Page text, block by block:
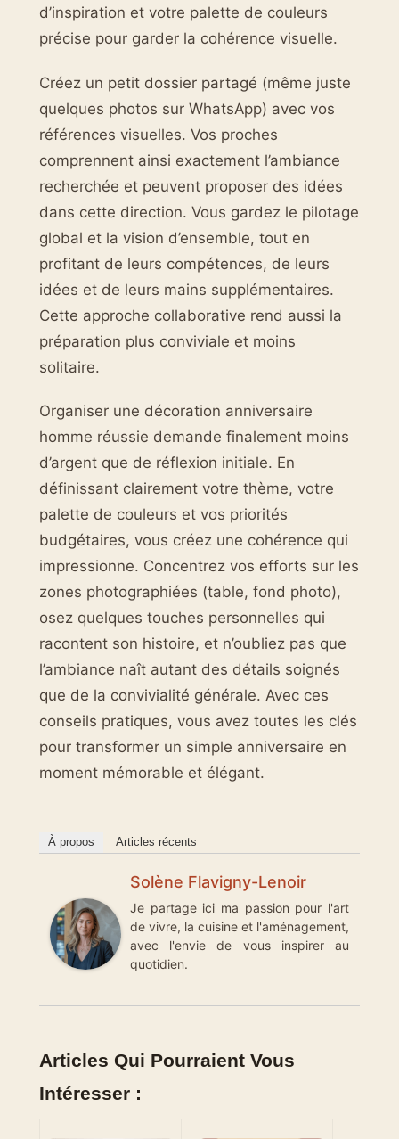
d’inspiration et votre palette de couleurs
précise pour garder la cohérence visuelle.
Créez un petit dossier partagé (même juste
quelques photos sur WhatsApp) avec vos
références visuelles. Vos proches
comprennent ainsi exactement l’ambiance
recherchée et peuvent proposer des idées
dans cette direction. Vous gardez le pilotage
global et la vision d’ensemble, tout en
profitant de leurs compétences, de leurs
idées et de leurs mains supplémentaires.
Cette approche collaborative rend aussi la
préparation plus conviviale et moins
solitaire.
Organiser une décoration anniversaire
homme réussie demande finalement moins
d’argent que de réflexion initiale. En
définissant clairement votre thème, votre
palette de couleurs et vos priorités
budgétaires, vous créez une cohérence qui
impressionne. Concentrez vos efforts sur les
zones photographiées (table, fond photo),
osez quelques touches personnelles qui
racontent son histoire, et n’oubliez pas que
l’ambiance naît autant des détails soignés
que de la convivialité générale. Avec ces
conseils pratiques, vous avez toutes les clés
pour transformer un simple anniversaire en
moment mémorable et élégant.
À propos Articles récents
Solène Flavigny-Lenoir
Je partage ici ma passion pour l'art
de vivre, la cuisine et l'aménagement,
avec l'envie de vous inspirer au
quotidien.
Articles Qui Pourraient Vous
Intéresser :